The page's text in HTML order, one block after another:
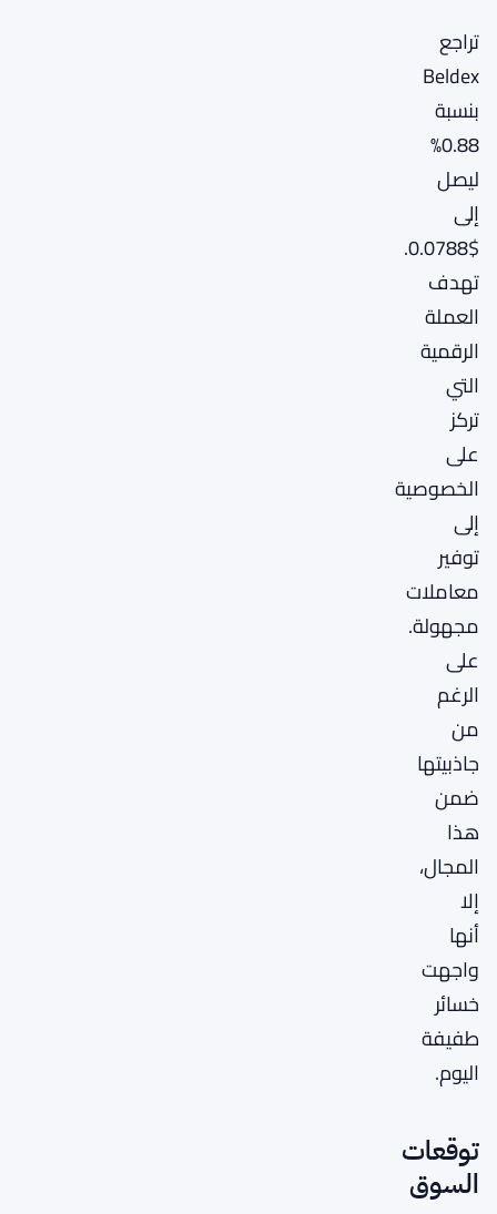
تراجع
Beldex
بنسبة
0.88%
ليصل
إلى
$0.0788.
تهدف
العملة
الرقمية
التي
تركز
على
الخصوصية
إلى
توفير
معاملات
مجهولة.
على
الرغم
من
جاذبيتها
ضمن
هذا
المجال،
إلا
أنها
واجهت
خسائر
طفيفة
اليوم.
توقعات
السوق